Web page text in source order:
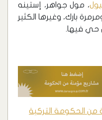
، مول جواهر، إستينه
بارك، وغيرها الكثير
حي فيها.
من الحكومة التركية